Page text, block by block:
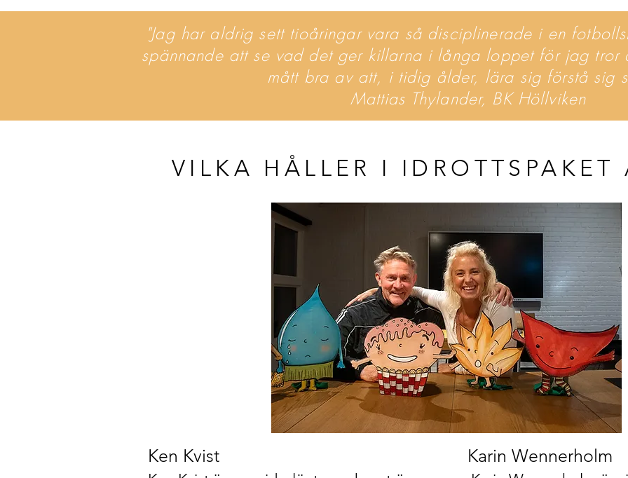
"Jag har aldrig sett tioåringar vara så disciplinerade i en
spännande att se vad det ger killarna i långa loppet för jag tror
mått bra av att, i tidig ålder, lära sig förstå sig
Mattias Thylander, BK Höllviken
VILKA HÅLLER I
Ken Kvist Karin Wennerholm